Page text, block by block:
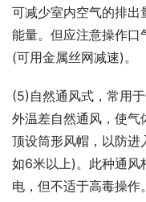
可减少室内空气的排出
能量。但应注意操作口
(可用金属丝网减速)。
(5)自然通风式，常用
外温差自然通风，使气
顶设筒形风帽，以防进
如6米以上)。此种通风
电，但不适于高毒操作。